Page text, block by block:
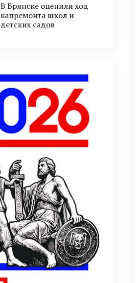
В Брянске оценили ход
капремонта школ и
детских садов